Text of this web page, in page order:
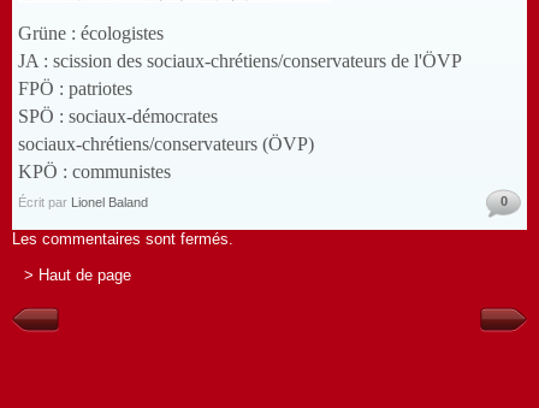
Grüne : écologistes
JA : scission des sociaux-chrétiens/conservateurs de l'ÖVP
FPÖ : patriotes
SPÖ : sociaux-démocrates
sociaux-chrétiens/conservateurs (ÖVP)
KPÖ : communistes
Écrit par Lionel Baland 0
Les commentaires sont fermés.
> Haut de page